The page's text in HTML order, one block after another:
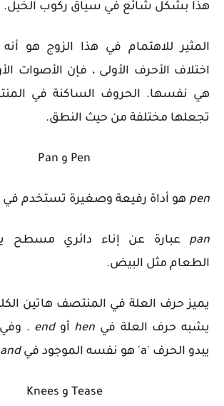
هذا بشكل شائع في سياق ركوب الخيل.
المثير للاهتمام في هذا الزوج هو
اختلاف الأحرف الأولى ، فإن الأصوات
تجعلها مختلفة من حيث النطق.
Pen و Pan
pen هو أداة رفيعة وصغيرة تستخدم في
pan
عبارة عن إناء دائري مسطح
الطعام مثل البيض.
يشبه حرف العلة في hen أوend
.
يبدو الحرف 'a' هو نفسه الموجود في
Tease و Knees